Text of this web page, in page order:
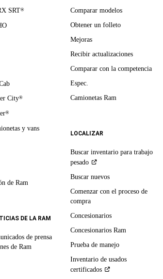
SRT®
City®
®
y vans
de Ram
DE LA RAM
de prensa
de Ram
Comparar modelos
Obtener un folleto
Mejoras
Recibir actualizaciones
Comparar con la competencia
Espec.
Camionetas Ram
LOCALIZAR
Buscar inventario para trabajo
pesado
Buscar nuevos
Comenzar con el proceso de
compra
Concesionarios
Concesionarios Ram
Prueba de manejo
Inventario de usados
certificados